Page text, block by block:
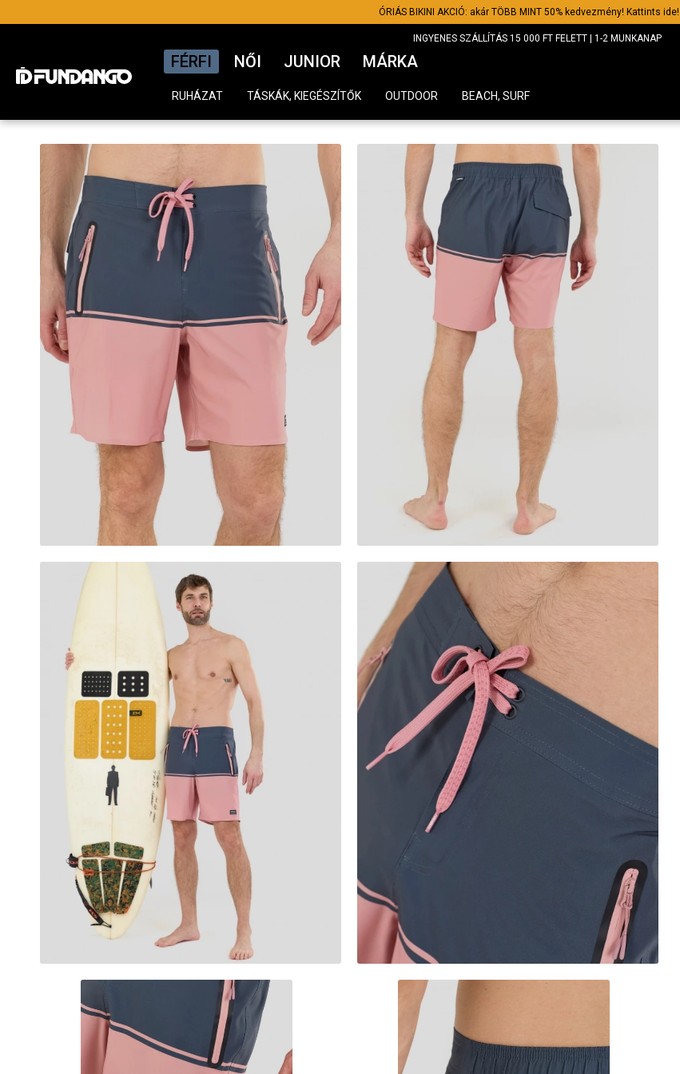
ÓRIÁS BIKINI AKCIÓ: akár TÖBB MINT 50% kedvezmény! Kattints ide!
INGYENES SZÁLLÍTÁS 15 000 FT FELETT | 1-2 MUNKANAP
FÉRFI NŐI JUNIOR MÁRKA
RUHÁZAT TÁSKÁK, KIEGÉSZÍTŐK OUTDOOR BEACH, SURF